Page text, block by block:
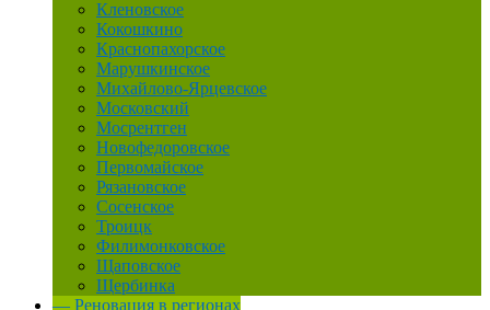
Кленовское
Кокошкино
Краснопахорское
Марушкинское
Михайлово-Ярцевское
Московский
Мосрентген
Новофедоровское
Первомайское
Рязановское
Сосенское
Троицк
Филимонковское
Щаповское
Щербинка
— Реновация в регионах